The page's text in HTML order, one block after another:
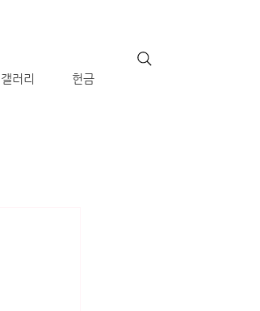
갤러리 헌금